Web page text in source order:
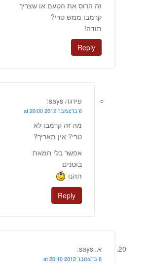
זה הרוס את הטעם או שצריך
קרמבו ממש טרי?
תודה!
Reply
פירגה says:
6 בדצמבר 2012 at 20:00
מה זה קרמבו לא
טרי? אין תאריך?
אפשר בלי חמאת
בוטנים
תהנו
Reply
א. says:
6 בדצמבר 2012 at 20:10